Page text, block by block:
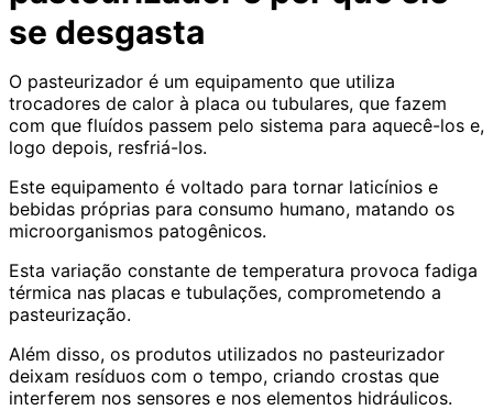
se desgasta
O pasteurizador é um equipamento que utiliza
trocadores de calor à placa ou tubulares, que fazem
com que fluídos passem pelo sistema para aquecê-los e,
logo depois, resfriá-los.
Este equipamento é voltado para tornar laticínios e
bebidas próprias para consumo humano, matando os
microorganismos patogênicos.
Esta variação constante de temperatura provoca fadiga
térmica nas placas e tubulações, comprometendo a
pasteurização.
Além disso, os produtos utilizados no pasteurizador
deixam resíduos com o tempo, criando crostas que
interferem nos sensores e nos elementos hidráulicos.